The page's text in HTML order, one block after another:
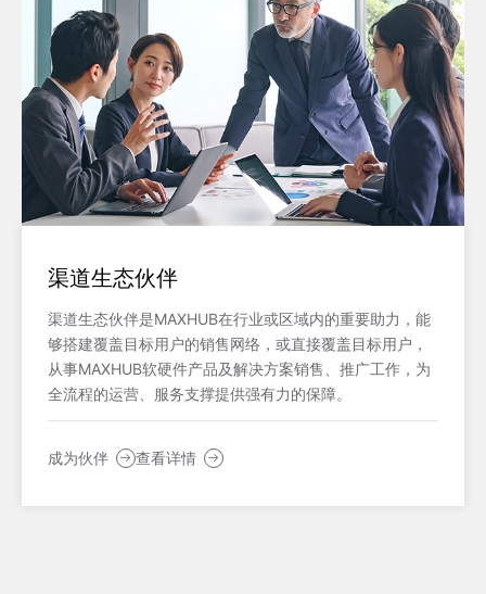
渠道生态伙伴
渠道生态伙伴是MAXHUB在行业或区域内的重要助力，能
够搭建覆盖目标用户的销售网络，或直接覆盖目标用户，
从事MAXHUB软硬件产品及解决方案销售、推广工作，为
全流程的运营、服务支撑提供强有力的保障。
成为伙伴 查看详情